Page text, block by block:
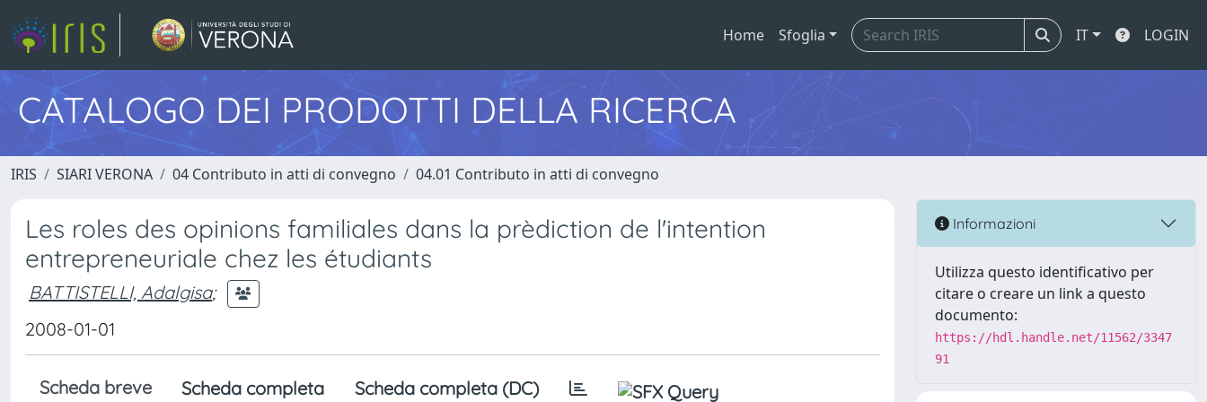
Home Sfoglia IT LOGIN
CATALOGO DEI PRODOTTI DELLA RICERCA
IRIS SIARI VERONA 04 Contributo in atti di convegno 04.01 Contributo in atti di convegno
Les roles des opinions familiales dans la prèdiction de l'intention
entrepreneuriale chez les étudiants
BATTISTELLI, Adalgisa;
2008-01-01
Scheda breve Scheda completa Scheda completa (DC)
Informazioni
Utilizza questo identificativo per
citare o creare un link a questo
documento:
https://hdl.handle.net/11562/3347
91